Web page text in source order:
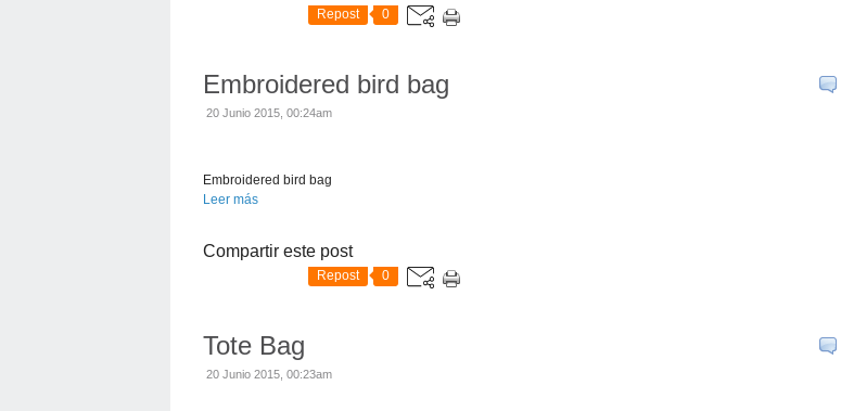
Repost 0
Embroidered bird bag
20 Junio 2015, 00:24am
Embroidered bird bag
Leer más
Compartir este post
Repost 0
Tote Bag
20 Junio 2015, 00:23am